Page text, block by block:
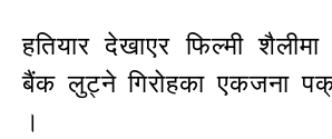
हतियार देखाएर फिल्मी
बैंक लुट्ने गिरोहका एकजना
।